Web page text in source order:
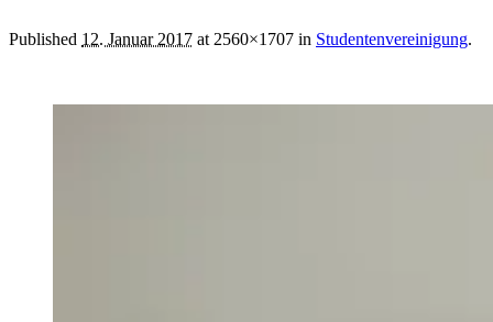
Published 12. Januar 2017 at 2560×1707 in Studentenvereinigung.